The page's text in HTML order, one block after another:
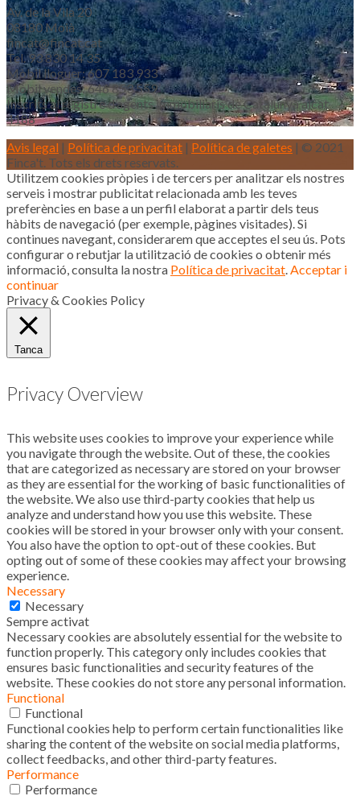
Av. de la Vila 20
08180 Moià
fincat@fincat.cat
Tel. 93 830 14 35
Mòbil lloguer: 607 183 933
Mòbil vendes: 646 853 559
Inscrits al registre d’agents immobiliaris de Catalunya aicat
4188
Avis legal | Política de privacitat | Política de galetes | © 2021
Finca't. Tots els drets reservats.
Utilitzem cookies pròpies i de tercers per analitzar els nostres
serveis i mostrar publicitat relacionada amb les teves
preferències en base a un perfil elaborat a partir dels teus
hàbits de navegació (per exemple, pàgines visitades). Si
continues navegant, considerarem que acceptes el seu ús. Pots
configurar o rebutjar la utilització de cookies o obtenir més
informació, consulta la nostra Política de privacitat Acceptar i
continuar
Privacy & Cookies Policy
Tanca
Privacy Overview
This website uses cookies to improve your experience while
you navigate through the website. Out of these, the cookies
that are categorized as necessary are stored on your browser
as they are essential for the working of basic functionalities of
the website. We also use third-party cookies that help us
analyze and understand how you use this website. These
cookies will be stored in your browser only with your consent.
You also have the option to opt-out of these cookies. But
opting out of some of these cookies may affect your browsing
experience.
Necessary
Necessary
Sempre activat
Necessary cookies are absolutely essential for the website to
function properly. This category only includes cookies that
ensures basic functionalities and security features of the
website. These cookies do not store any personal information.
Functional
Functional
Functional cookies help to perform certain functionalities like
sharing the content of the website on social media platforms,
collect feedbacks, and other third-party features.
Performance
Performance